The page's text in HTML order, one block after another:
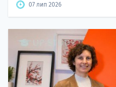
07 лип 2026